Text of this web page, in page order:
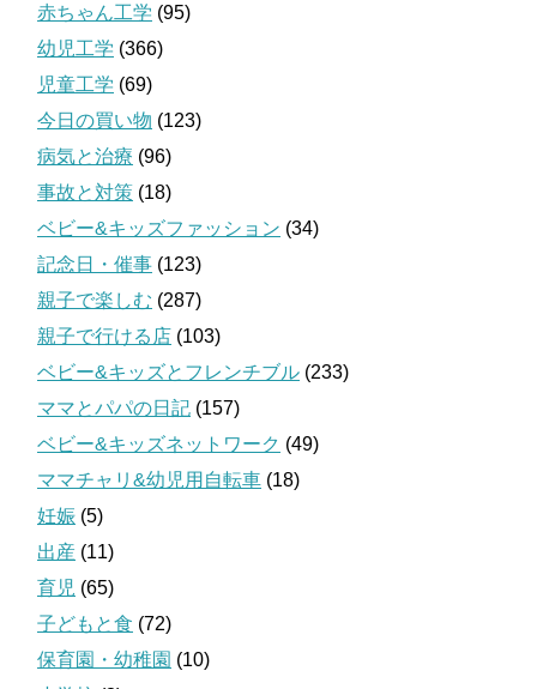
赤ちゃん工学 (95)
幼児工学 (366)
児童工学 (69)
今日の買い物 (123)
病気と治療 (96)
事故と対策 (18)
ベビー&キッズファッション (34)
記念日・催事 (123)
親子で楽しむ (287)
親子で行ける店 (103)
ベビー&キッズとフレンチブル (233)
ママとパパの日記 (157)
ベビー&キッズネットワーク (49)
ママチャリ&幼児用自転車 (18)
妊娠 (5)
出産 (11)
育児 (65)
子どもと食 (72)
保育園・幼稚園 (10)